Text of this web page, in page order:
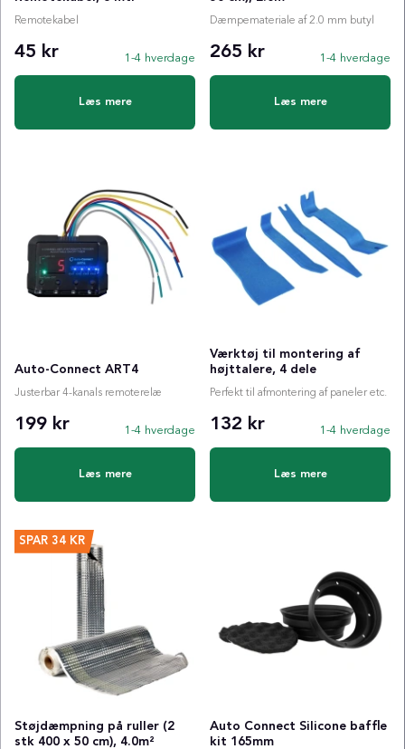
Remotekabel
45 kr 1-4 hverdage
Læs mere
Dæmpemateriale af 2.0 mm butyl
265 kr 1-4 hverdage
Læs mere
Auto-Connect ART4
Justerbar 4-kanals remoterelæ
199 kr 1-4 hverdage
Læs mere
Værktøj til montering af
højttalere, 4 dele
Perfekt til afmontering af paneler etc.
132 kr 1-4 hverdage
Læs mere
SPAR 34 KR
Støjdæmpning på ruller (2
stk 400 x 50 cm), 4.0m²
Auto Connect Silicone baffle
kit 165mm